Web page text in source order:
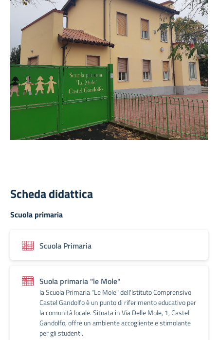
Scheda didattica
Scuola primaria
Scuola Primaria
Suola primaria "le Mole"
la Scuola Primaria "Le Mole" dell'Istituto Comprensivo
Castel Gandolfo è un punto di riferimento educativo per
la comunità locale. Situata in Via Delle Mole, 1, Castel
Gandolfo, offre un ambiente accogliente e stimolante
per gli studenti.